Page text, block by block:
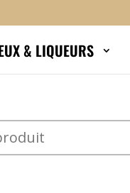
& LIQUEURS